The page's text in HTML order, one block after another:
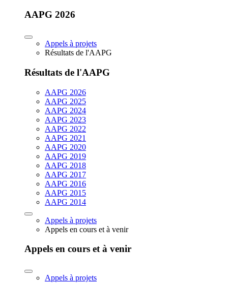
AAPG 2026
Appels à projets
Résultats de l'AAPG
Résultats de l'AAPG
AAPG 2026
AAPG 2025
AAPG 2024
AAPG 2023
AAPG 2022
AAPG 2021
AAPG 2020
AAPG 2019
AAPG 2018
AAPG 2017
AAPG 2016
AAPG 2015
AAPG 2014
Appels à projets
Appels en cours et à venir
Appels en cours et à venir
Appels à projets